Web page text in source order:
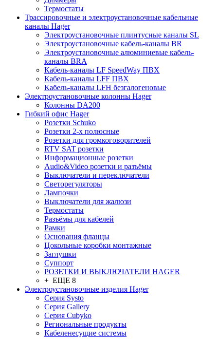
Термостаты
Трассировочные и электроустановочные кабельные
каналы Hager
Электроустановочные плинтусные каналы SL
Электроустановочные кабель-каналы BR
Электроустановочные алюминиевые кабель-
каналы BRA
Кабель-каналы LF SpeedWay ПВХ
Кабель-каналы LFF ПВХ
Кабель-каналы LFH безгалогеновые
Электроустановочные колонны Hager
Колонны DA200
Гибкий офис Hager
Розетки Schuko
Розетки 2-х полюсные
Розетки для громкоговорителей
RTV SAT розетки
Информационные розетки
Audio&Video розетки и разъёмы
Выключатели и переключатели
Светорегуляторы
Лампочки
Выключатели для жалюзи
Термостаты
Разъёмы для кабелей
Рамки
Основания фланцы
Цокольные коробки монтажные
Заглушки
Суппорт
РОЗЕТКИ И ВЫКЛЮЧАТЕЛИ HAGER
+ ЕЩЕ 8
Электроустановочные изделия Hager
Серия Systo
Серия Gallery
Серия Cubyko
Региональные продукты
Кабеленесущие системы